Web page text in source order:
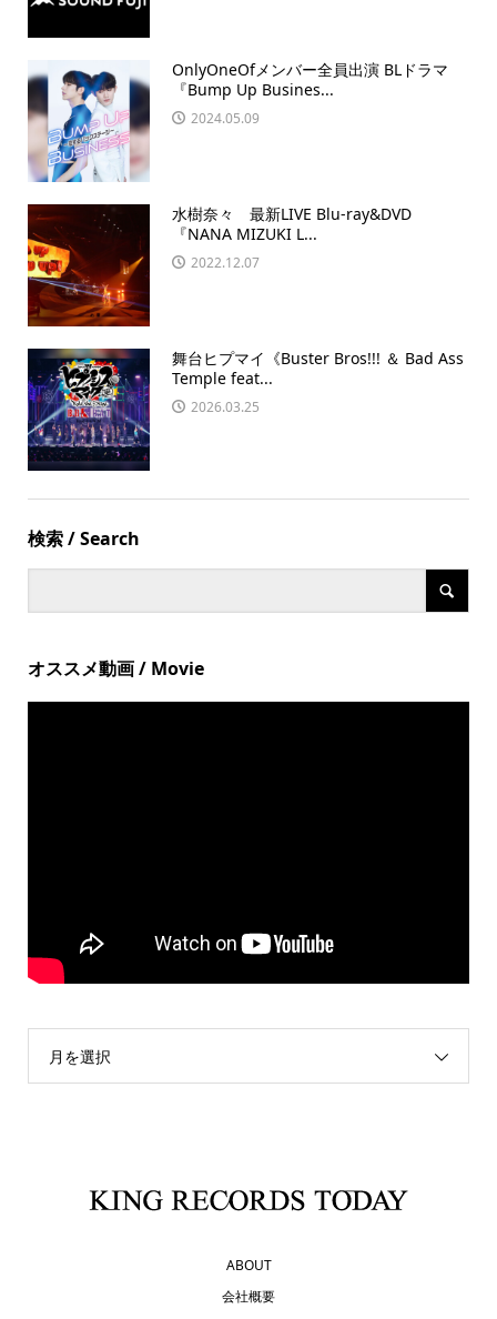
OnlyOneOfメンバー全員出演 BLドラマ
『Bump Up Busines...
2024.05.09
水樹奈々 最新LIVE Blu-ray&DVD
『NANA MIZUKI L...
2022.12.07
舞台ヒプマイ《Buster Bros!!! ＆ Bad Ass
Temple feat...
2026.03.25
検索 / Search
オススメ動画 / Movie
月を選択
ABOUT
会社概要